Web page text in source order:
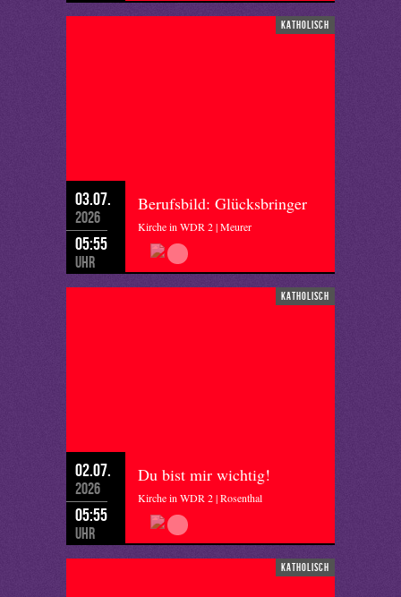
katholisch
03.07.
2026
05:55
Uhr
Berufsbild: Glücksbringer
Kirche in WDR 2 | Meurer
katholisch
02.07.
2026
05:55
Uhr
Du bist mir wichtig!
Kirche in WDR 2 | Rosenthal
katholisch